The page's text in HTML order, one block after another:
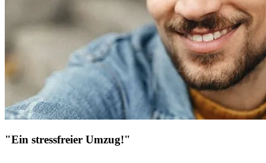
"Ein stressfreier Umzug!"